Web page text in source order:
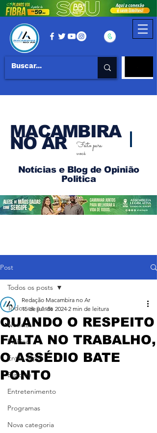
MACAMBIRA
NO AR
Feito para
você
Notícias e Blog de Opinião
Politica
Post
Todos os posts
Notícias
Política
Entre Aspas
Esporte
Entretenimento
Programas
Nova categoria
Todos os posts
QUANDO O RESPEITO
FALTA NO TRABALHO,
O ASSÉDIO BATE
PONTO
Redação Macambira no Ar
15 de jul. de 2024 2 min de leitura